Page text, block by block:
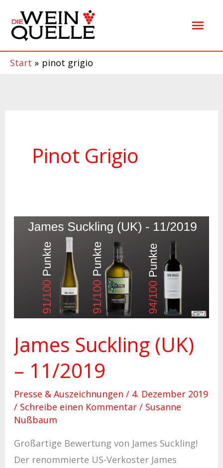
Inhalt
springen
Start pinot grigio
Pinot Grigio
James Suckling (UK)
– 11/2019
Presse & Auszeichnungen / 4. Dezember 2019
/ Schreibe einen Kommentar / Susanne
Nußbaum
Großartige Bewertung von James Suckling!
Der renommierte US-Verkoster James
James
Suckling
11/2019